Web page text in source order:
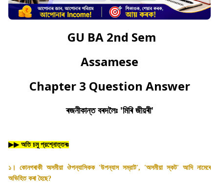
GU BA 2nd Sem
Assamese
Chapter 3 Question Answer
ৰজনীকান্ত বৰদলৈঃ 'মিৰি জীয়ৰী'
▶▶ অতি চমু প্রশ্নোত্তৰঃ
১। কোনগৰাকী অসমীয়া ঔপন্যাসিকক 'উপন্যাস সম্রাট', 'অসমীয়া স্কট' আদি নামেৰে
অভিহিত কৰা হৈছে?